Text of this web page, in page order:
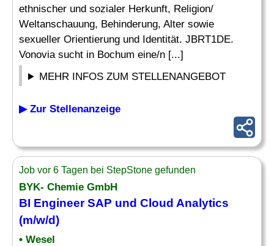
ethnischer und sozialer Herkunft, Religion/
Weltanschauung, Behinderung, Alter sowie
sexueller Orientierung und Identität. JBRT1DE.
Vonovia sucht in Bochum eine/n [...]
MEHR INFOS ZUM STELLENANGEBOT
▶ Zur Stellenanzeige
Job vor 6 Tagen bei StepStone gefunden
BYK- Chemie GmbH
BI EngineerSAP und Cloud Analytics
(m/w/d)
• Wesel